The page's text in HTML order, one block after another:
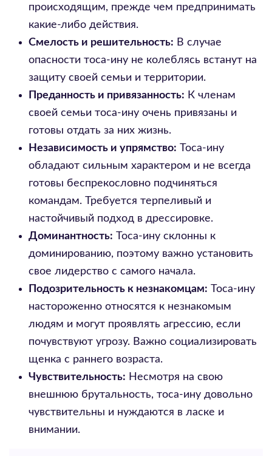
происходящим, прежде чем предпринимать
какие-либо действия.
Смелость и решительность: В случае
опасности тоса-ину не колеблясь встанут на
защиту своей семьи и территории.
Преданность и привязанность: К членам
своей семьи тоса-ину очень привязаны и
готовы отдать за них жизнь.
Независимость и упрямство: Тоса-ину
обладают сильным характером и не всегда
готовы беспрекословно подчиняться
командам. Требуется терпеливый и
настойчивый подход в дрессировке.
Доминантность: Тоса-ину склонны к
доминированию, поэтому важно установить
свое лидерство с самого начала.
Подозрительность к незнакомцам: Тоса-ину
настороженно относятся к незнакомым
людям и могут проявлять агрессию, если
почувствуют угрозу. Важно социализировать
щенка с раннего возраста.
Чувствительность: Несмотря на свою
внешнюю брутальность, тоса-ину довольно
чувствительны и нуждаются в ласке и
внимании.